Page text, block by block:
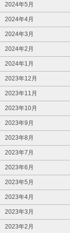
2024年5月
2024年4月
2024年3月
2024年2月
2024年1月
2023年12月
2023年11月
2023年10月
2023年9月
2023年8月
2023年7月
2023年6月
2023年5月
2023年4月
2023年3月
2023年2月